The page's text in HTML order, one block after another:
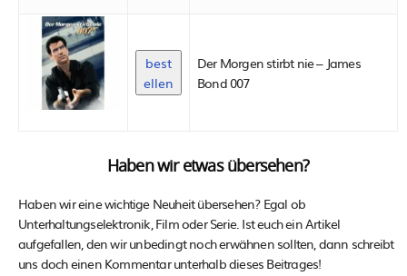
best
ellen
Der Morgen stirbt nie – James
Bond 007
Haben wir etwas übersehen?
Haben wir eine wichtige Neuheit übersehen? Egal ob
Unterhaltungselektronik, Film oder Serie. Ist euch ein Artikel
aufgefallen, den wir unbedingt noch erwähnen sollten, dann schreibt
uns doch einen Kommentar unterhalb dieses Beitrages!